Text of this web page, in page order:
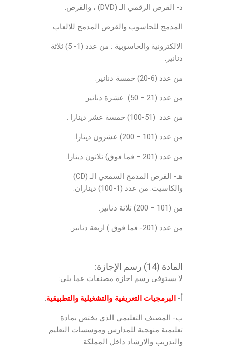
د- القرص الرقمي الـ (DVD) ، والقرص.
المدمج للحاسوب والقرص المدمج للالعاب.
الالكترونية والحاسوبية : من عدد (1- 5) ثلاثة
دنانير.
من عدد (6-20) خمسة دنانير.
من عدد (21 – 50) عشرة دنانير.
من عدد (51-100) خمسة عشر دينارا .
من عدد (101 – 200) عشرون دينارا.
من عدد (201 – فما فوق) ثلاثون دينارا.
هـ- القرص المدمج السمعي الـ (CD)
والكاسيت: من عدد (1-100) ديناران.
من (101 – 200) ثلاثة دنانير.
من عدد (201- فما فوق ) اربعة دنانير.
المادة (14) رسم الإجازة:
لا يستوفى رسم اجازة مصنفات عما يلي:
أ- البرمجيات التعريفية والتشغيلية والتطبيقية.
ب- المصنف التعليمي الذي يختص بمادة
تعليمية منهجية للمدارس ومؤسسات التعليم
والتدريب والارشاد داخل المملكة.